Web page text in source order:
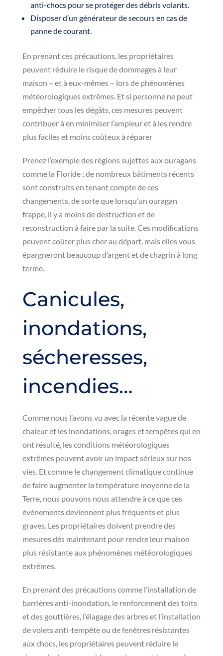
anti-chocs pour se protéger des débris volants.
Disposer d’un générateur de secours en cas de
panne de courant.
En prenant ces précautions, les propriétaires
peuvent réduire le risque de dommages à leur
maison – et à eux-mêmes – lors de phénomènes
météorologiques extrêmes. Et si personne ne peut
empêcher tous les dégâts, ces mesures peuvent
contribuer à en minimiser l’ampleur et à les rendre
plus faciles et moins coûteux à réparer
Prenez l’exemple des régions sujettes aux ouragans
comme la Floride ; de nombreux bâtiments récents
sont construits en tenant compte de ces
changements, de sorte que lorsqu’un ouragan
frappe, il y a moins de destruction et de
reconstruction à faire par la suite. Ces modifications
peuvent coûter plus cher au départ, mais elles vous
épargneront beaucoup d’argent et de chagrin à long
terme.
Canicules,
inondations,
sécheresses,
incendies…
Comme nous l’avons vu avec la récente vague de
chaleur et les inondations, orages et tempêtes qui en
ont résulté, les conditions météorologiques
extrêmes peuvent avoir un impact sérieux sur nos
vies. Et comme le changement climatique continue
de faire augmenter la température moyenne de la
Terre, nous pouvons nous attendre à ce que ces
événements deviennent plus fréquents et plus
graves. Les propriétaires doivent prendre des
mesures dès maintenant pour rendre leur maison
plus résistante aux phénomènes météorologiques
extrêmes.
En prenant des précautions comme l’installation de
barrières anti-inondation, le renforcement des toits
et des gouttières, l’élagage des arbres et l’installation
de volets anti-tempête ou de fenêtres résistantes
aux chocs, les propriétaires peuvent réduire le